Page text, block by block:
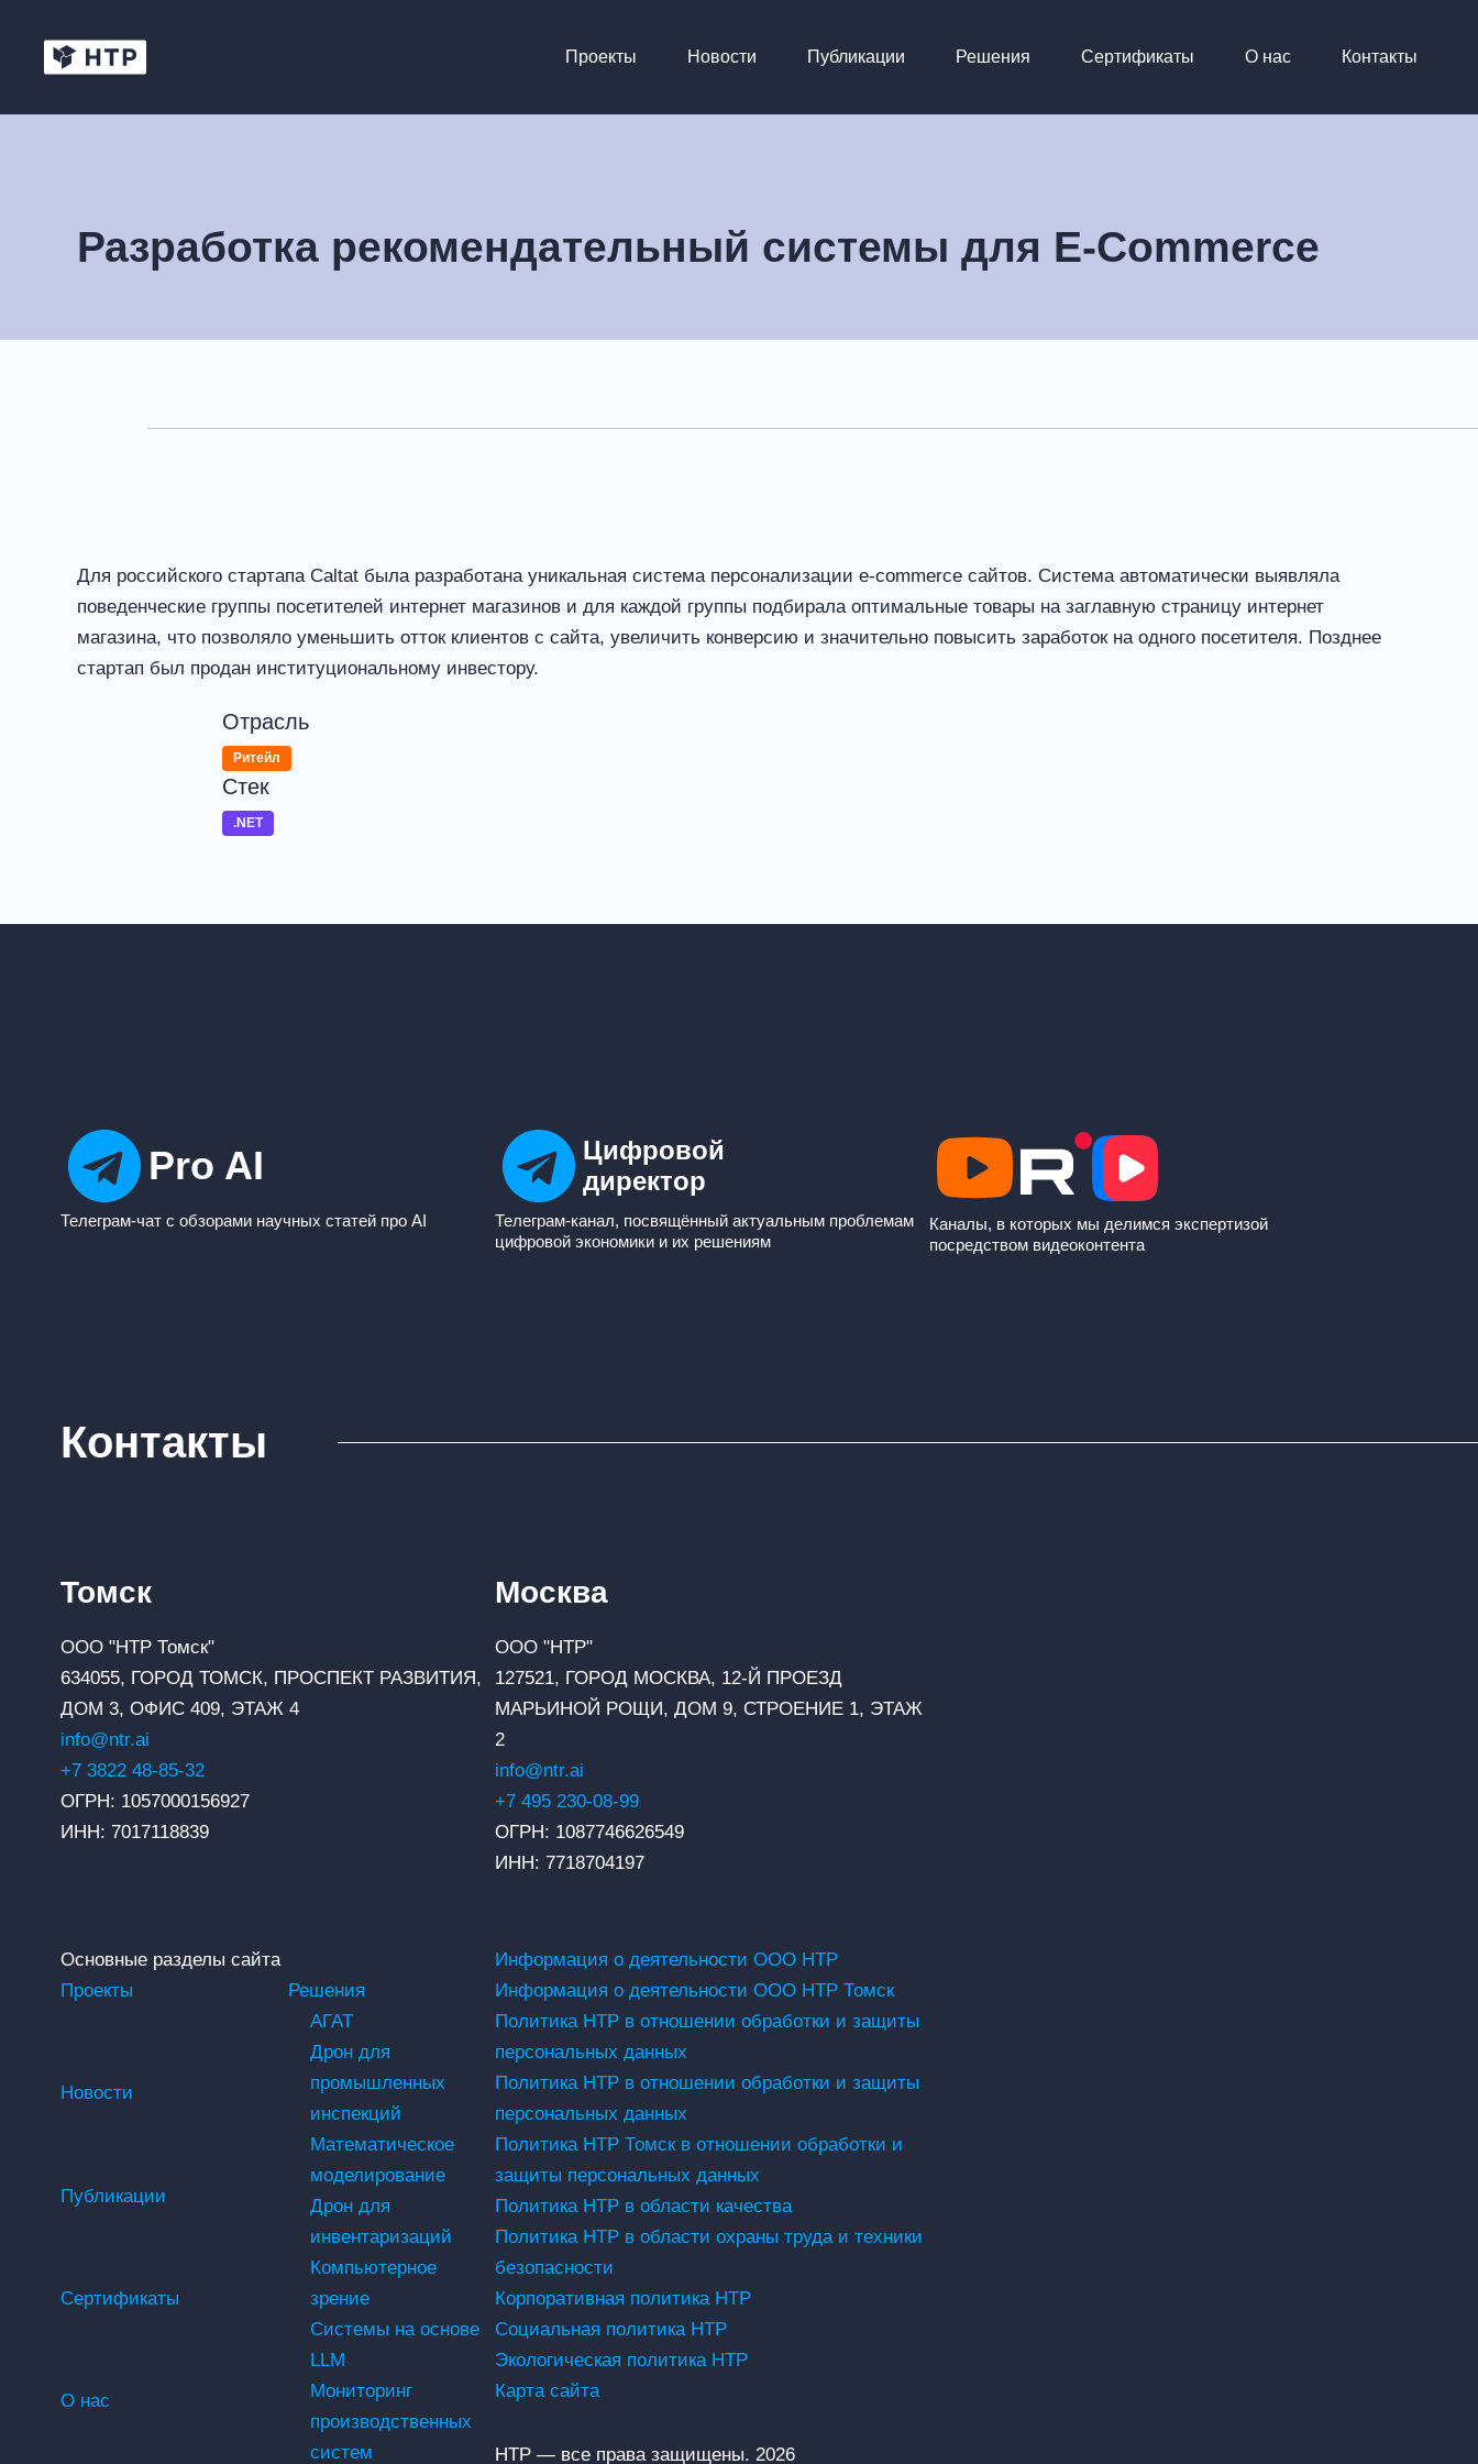
Проекты Новости Публикации Решения Сертификаты О нас Контакты
Разработка рекомендательный системы для E-Commerce
Для российского стартапа Сaltat была разработана уникальная система персонализации e-commerce сайтов. Система автоматически выявляла
поведенческие группы посетителей интернет магазинов и для каждой группы подбирала оптимальные товары на заглавную страницу интернет
магазина, что позволяло уменьшить отток клиентов с сайта, увеличить конверсию и значительно повысить заработок на одного посетителя. Позднее
стартап был продан институциональному инвестору.
Отрасль
Ритейл
Стек
.NET
Pro AI
Телеграм-чат с обзорами научных статей про AI
Цифровой
директор
Телеграм-канал, посвящённый актуальным проблемам
цифровой экономики и их решениям
Каналы, в которых мы делимся экспертизой
посредством видеоконтента
Контакты
Томск
ООО "НТР Томск"
634055, ГОРОД ТОМСК, ПРОСПЕКТ РАЗВИТИЯ,
ДОМ 3, ОФИС 409, ЭТАЖ 4
info@ntr.ai
+7 3822 48-85-32
ОГРН: 1057000156927
ИНН: 7017118839
Москва
ООО "НТР"
127521, ГОРОД МОСКВА, 12-Й ПРОЕЗД
МАРЬИНОЙ РОЩИ, ДОМ 9, СТРОЕНИЕ 1, ЭТАЖ
2
info@ntr.ai
+7 495 230-08-99
ОГРН: 1087746626549
ИНН: 7718704197
Основные разделы сайта
Проекты
Новости
Публикации
Решения
АГАТ
Дрон для
промышленных
инспекций
Математическое
моделирование
Дрон для
инвентаризаций
Компьютерное
зрение
Системы на основе
LLM
Мониторинг
производственных
систем
Сертификаты
О нас
Информация о деятельности ООО НТР
Информация о деятельности ООО НТР Томск
Политика НТР в отношении обработки и защиты
персональных данных
Политика НТР в отношении обработки и защиты
персональных данных
Политика НТР Томск в отношении обработки и
защиты персональных данных
Политика НТР в области качества
Политика НТР в области охраны труда и техники
безопасности
Корпоративная политика НТР
Социальная политика НТР
Экологическая политика НТР
Карта сайта
НТР — все права защищены. 2026